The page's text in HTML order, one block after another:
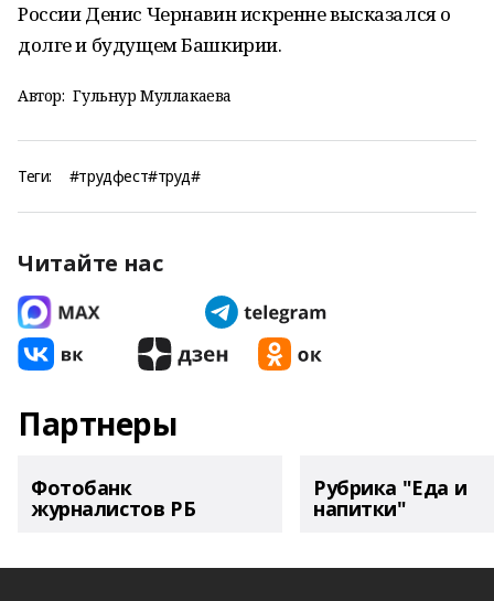
России Денис Чернавин искренне высказался о
долге и будущем Башкирии.
Автор: Гульнур Муллакаева
Теги: #трудфест#труд#
Читайте нас
Партнеры
Фотобанк
журналистов РБ
Рубрика "Еда и
напитки"